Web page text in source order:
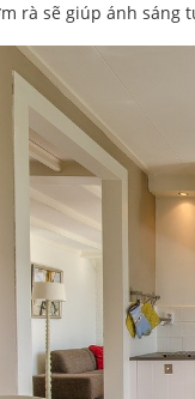
rà sẽ giúp ánh sáng